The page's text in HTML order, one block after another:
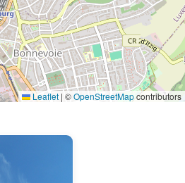
Leaflet | ©OpenStreetMapcontributors